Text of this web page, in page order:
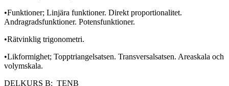
•Funktioner; Linjära funktioner. Direkt proportionalitet.
Andragradsfunktioner. Potensfunktioner.
•Rätvinklig trigonometri.
•Likformighet; Topptriangelsatsen. Transversalsatsen. Areaskala och
volymskala.
DELKURS B: TENB